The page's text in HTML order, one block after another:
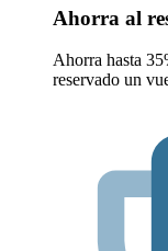
Ahorra al
Ahorra hasta
reservado un